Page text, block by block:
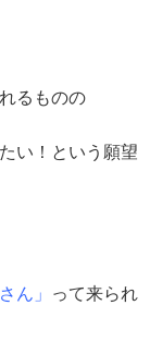
るものの
い！という願望
ん」
って来られ